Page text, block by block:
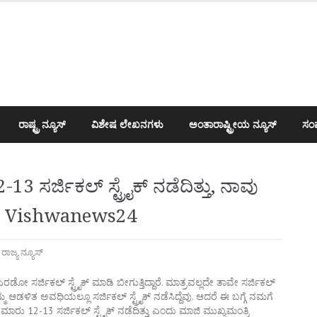
ರಾಷ್ಟ್ರ ನ್ಯೂಸ್ ವಿಶೇಷ ಲೇಖನಗಳು ಅಂತಾರಾಷ್ಟ್ರೀಯ ನ್ಯೂಸ್
ಸರ್ಜಿಕಲ್ ಸ್ಟ್ರೈಕ್ ನಡೆದಿತ್ತು, ನಾವು
ರಾಜ್ಯ ನ್ಯೂಸ್
ಸರ್ಜಿಕಲ್ ಸ್ಟ್ರೈಕ್ ಮಾಡಿ ಬೀಗುತ್ತಿದ್ದಾರೆ. ಮಾತ್ರವಲ್ಲದೇ ತಾವೇ ಸರ್ಜಿಕಲ್
ನಮ್ಮ ಆಡಳಿತ ಅವಧಿಯಲ್ಲೂ ಸರ್ಜಿಕಲ್ ಸ್ಟ್ರೈಕ್ ನಡೆಸಿದ್ದೆವು. ಆದರೆ ಈ ಬಗ್ಗೆ ನಮಗೆ
12-13 ಸರ್ಜಿಕಲ್ ಸ್ಟ್ರೈಕ್ ನಡೆದಿತ್ತು ಎಂದು ಮಾಜಿ ಮುಖ್ಯಮಂತ್ರಿ